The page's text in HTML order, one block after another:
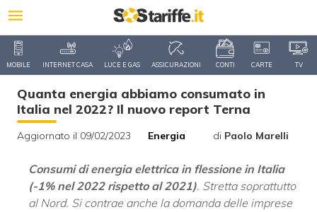
MOBILE INTERNET CASA LUCE E GAS ASSICURAZIONI CONTI CARTE TV
Quanta energia abbiamo consumato in
Italia nel 2022? Il nuovo report Terna
Aggiornato il 09/02/2023 Energia di Paolo Marelli
Consumi di energia elettrica in flessione in Italia
(-1% nel 2022 rispetto al 2021). Stretta soprattutto
al Nord. Si contrae anche la domanda delle imprese